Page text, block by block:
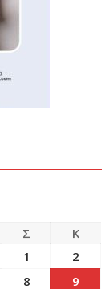
Σ
Κ
1
2
8
9